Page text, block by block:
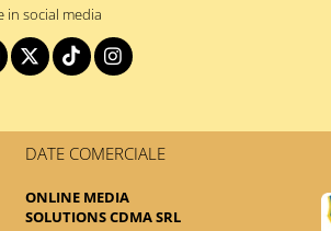
in social media
DATE COMERCIALE
ONLINE MEDIA
SOLUTIONS CDMA SRL